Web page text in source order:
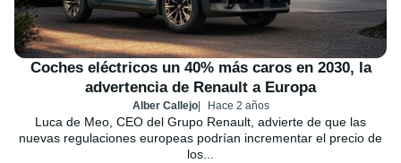
Coches eléctricos un 40% más caros en 2030, la
advertencia de Renault a Europa
Alber Callejo Hace 2 años
Luca de Meo, CEO del Grupo Renault, advierte de que las
nuevas regulaciones europeas podrían incrementar el precio de
los...